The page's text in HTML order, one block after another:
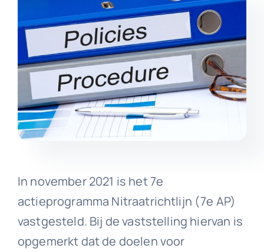
In november 2021 is het 7e
actieprogramma Nitraatrichtlijn (7e AP)
vastgesteld. Bij de vaststelling hiervan is
opgemerkt dat de doelen voor